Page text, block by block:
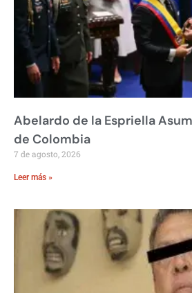
Abelardo de la Espriella
de Colombia
7 de agosto, 2026
Leer más »